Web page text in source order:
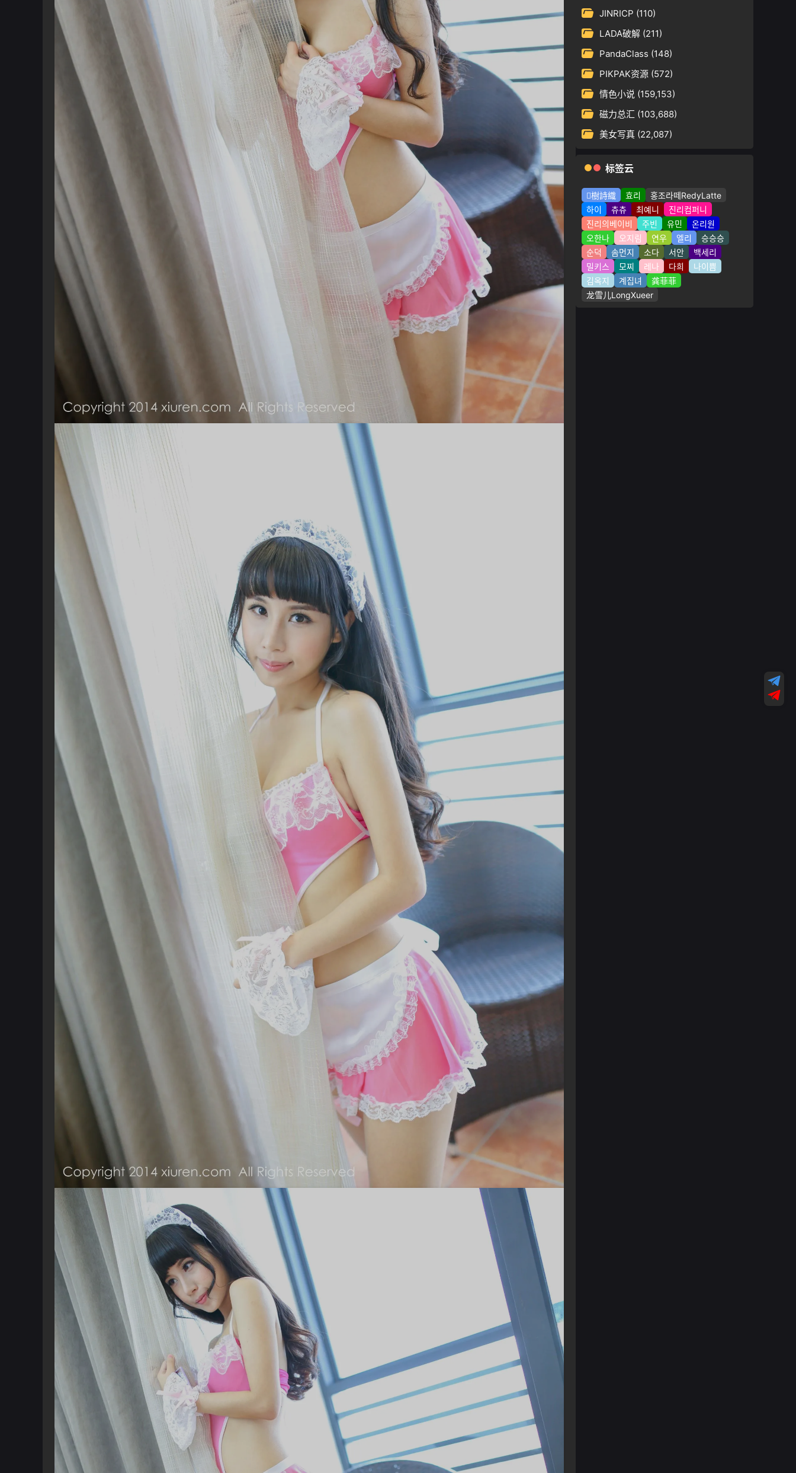
JINRICP (110)
LADA破解 (211)
PandaClass (148)
PIKPAK资源 (572)
情色小说 (159,153)
磁力总汇 (103,688)
美女写真 (22,087)
标签云
樹詩織 효리
홍조라떼RedyLatte
하이
츄츄 최예니
진리컴퍼니
진리의베이비
주빈 유민
온리원
오한나
오지림 연우 엘리
승승승
순덕
솜먼지 소다 서안
백세리
밀키스
모찌 레나 다희
나이쁨
김옥지
계집녀
龚菲菲
龙雪儿LongXueer